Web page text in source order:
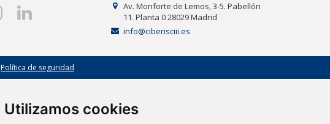
Utilizamos cookies
Av. Monforte de Lemos, 3-5. Pabellón
11. Planta 0 28029 Madrid
info@ciberisciii.es
Política de seguridad